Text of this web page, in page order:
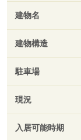
建物名
建物構造
駐車場
現況
入居可能時期